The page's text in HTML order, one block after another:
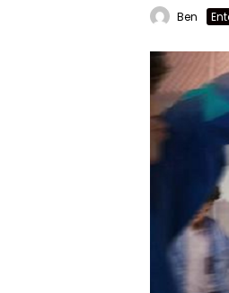
Ben